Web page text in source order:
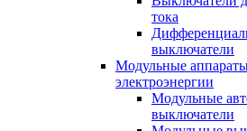
тока
выключатели
Модульные
электроэнергии
Модульные
выключатели